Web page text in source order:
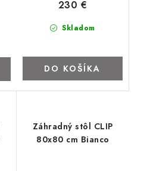
Skladom
230 €
DO KOŠÍKA
Záhradný stôl CLIP
80x80 cm Bianco